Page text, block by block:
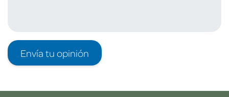
Envía tu opinión